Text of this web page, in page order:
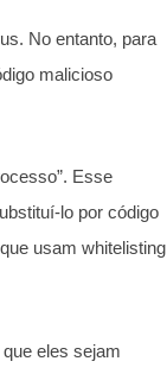
No entanto, para
malicioso
Esse
lo por código
usam whitelisting
eles sejam